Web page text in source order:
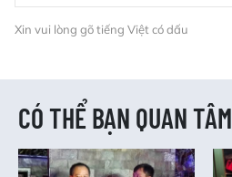
Xin vui lòng gõ tiếng Việt có dấu
CÓ THỂ BẠN QUAN TÂM